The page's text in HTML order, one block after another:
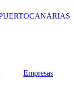
Empresas